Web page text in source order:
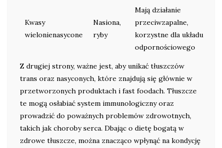
Kwasy
wielonienasycone
Nasiona,
ryby
Mają działanie
przeciwzapalne,
korzystne dla układu
odpornościowego
Z drugiej strony, ważne jest, aby unikać tłuszczów
trans oraz nasyconych, które znajdują się głównie w
przetworzonych produktach i fast foodach. Tłuszcze
te mogą osłabiać system immunologiczny oraz
prowadzić do poważnych problemów zdrowotnych,
takich jak choroby serca. Dbając o dietę bogatą w
zdrowe tłuszcze, można znacząco wpłynąć na kondycję